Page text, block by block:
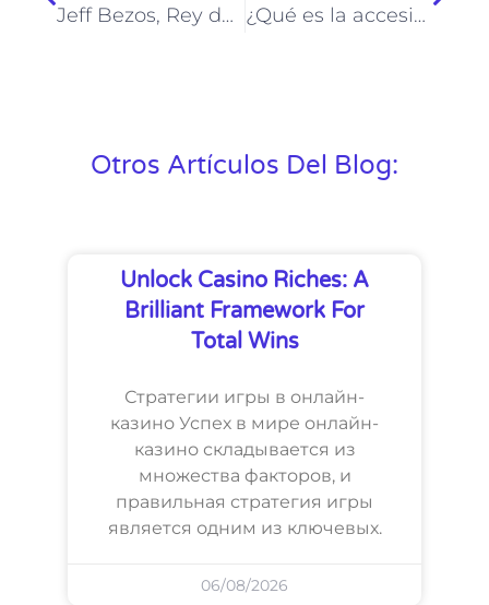
Jeff Bezos, Rey del e-commerce ¿Qué es la accesibilidad Web?
Otros Artículos Del Blog:
Unlock Casino Riches: A
Brilliant Framework For
Total Wins
Стратегии игры в онлайн-
казино Успех в мире онлайн-
казино складывается из
множества факторов, и
правильная стратегия игры
является одним из ключевых.
06/08/2026